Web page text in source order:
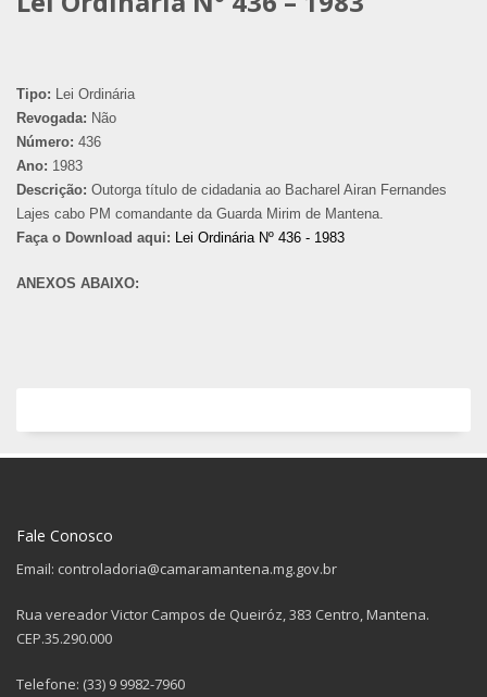
Tipo: Lei Ordinária
Revogada: Não
Número: 436
Ano: 1983
Descrição: Outorga título de cidadania ao Bacharel Airan Fernandes
Lajes cabo PM comandante da Guarda Mirim de Mantena.
Faça o Download aqui: Lei Ordinária Nº 436 - 1983
ANEXOS ABAIXO:
Fale Conosco
Email: controladoria@camaramantena.mg.gov.br
Rua vereador Victor Campos de Queiróz, 383 Centro, Mantena.
CEP.35.290.000
Telefone: (33) 9 9982-7960